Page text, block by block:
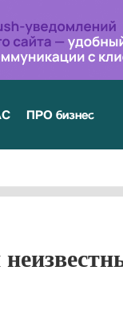
ПРО бизнес